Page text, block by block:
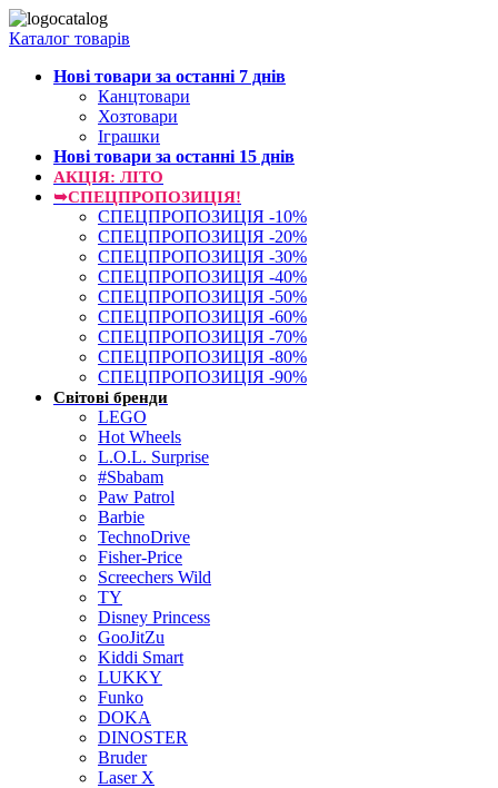
Каталог товарів
Нові товари за останнi 7 днiв
Канцтовари
Хозтовари
Іграшки
Нові товари за останнi 15 днiв
АКЦІЯ: ЛІТО
➥СПЕЦПРОПОЗИЦІЯ!
СПЕЦПРОПОЗИЦІЯ -10%
СПЕЦПРОПОЗИЦІЯ -20%
СПЕЦПРОПОЗИЦІЯ -30%
СПЕЦПРОПОЗИЦІЯ -40%
СПЕЦПРОПОЗИЦІЯ -50%
СПЕЦПРОПОЗИЦІЯ -60%
СПЕЦПРОПОЗИЦІЯ -70%
СПЕЦПРОПОЗИЦІЯ -80%
СПЕЦПРОПОЗИЦІЯ -90%
Світові бренди
LEGO
Hot Wheels
L.O.L. Surprise
#Sbabam
Paw Patrol
Barbie
TechnoDrive
Fisher-Price
Screechers Wild
TY
Disney Princess
GooJitZu
Kiddi Smart
LUKKY
Funko
DOKA
DINOSTER
Bruder
Laser X